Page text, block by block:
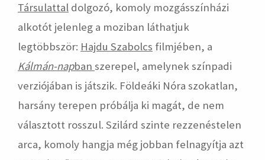
Társulattal dolgozó, komoly mozgásszínházi
alkotót jelenleg a moziban láthatjuk
legtöbbször: Hajdu Szabolcs filmjében, a
Kálmán-napban szerepel, amelynek színpadi
verziójában is játszik. Földeáki Nóra szokatlan,
harsány terepen próbálja ki magát, de nem
választott rosszul. Szilárd szinte rezzenéstelen
arca, komoly hangja még jobban felnagyítja azt